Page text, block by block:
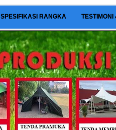
SPESIFIKASI RANGKA